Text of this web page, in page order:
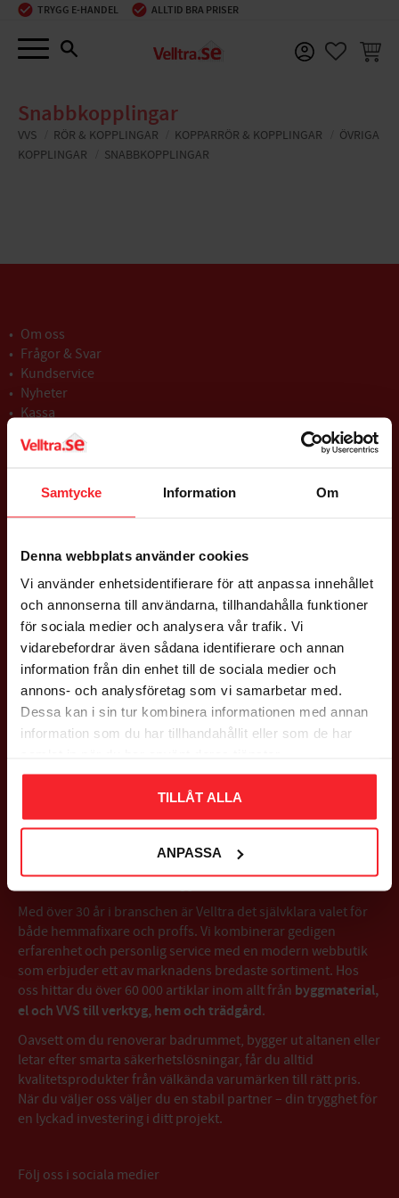
Samtycke Information Om
Denna webbplats använder cookies
Vi använder enhetsidentifierare för att anpassa innehållet
och annonserna till användarna, tillhandahålla funktioner
för sociala medier och analysera vår trafik. Vi
vidarebefordrar även sådana identifierare och annan
information från din enhet till de sociala medier och
annons- och analysföretag som vi samarbetar med.
Dessa kan i sin tur kombinera informationen med annan
information som du har tillhandahållit eller som de har
TILLÅT ALLA
ANPASSA
Meny
TRYGG E-HANDEL ALLTID BRA PRISER
Snabbkopplingar
VVS RÖR & KOPPLINGAR KOPPARRÖR & KOPPLINGAR
ÖVRIGA
KOPPLINGAR
SNABBKOPPLINGAR
Om oss
Frågor & Svar
Kundservice
Nyheter
Kassa
Köpvillkor
Policy & Cookies
Nöjd med din beställning
GODSMOTTAGNING
Mån - Fre: 08:00 - 16:00
Lördag: Stängt
Söndag: Stängt
ADRESS
Falsterbovägen 245,
Med över 30 år i branschen är Velltra det självklara valet för
både hemmafixare och proffs. Vi kombinerar gedigen
erfarenhet och personlig service med en modern webbutik
som erbjuder ett av marknadens bredaste sortiment. Hos
oss hittar du över 60 000 artiklar inom allt från byggmaterial,
el och VVS till verktyg, hem och trädgård.
Oavsett om du renoverar badrummet, bygger ut altanen eller
letar efter smarta säkerhetslösningar, får du alltid
kvalitetsprodukter från välkända varumärken till rätt pris.
När du väljer oss väljer du en stabil partner – din trygghet för
en lyckad investering i ditt projekt.
Följ oss i sociala medier